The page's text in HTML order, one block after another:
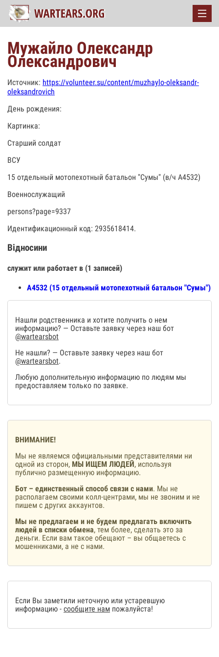
Мужайло Олександр
Олександрович
Источник: https://volunteer.su/content/muzhaylo-oleksandr-
oleksandrovich
День рождения:
Картинка:
Старший солдат
ВСУ
15 отдельный мотопехотный батальон "Сумы" (в/ч А4532)
Военнослужащий
persons?page=9337
Идентификационный код: 2935618414.
Відносини
служит или работает в (1 записей)
А4532 (15 отдельный мотопехотный батальон "Сумы")
Нашли родственника и хотите получить о нем
информацию? — Оставьте заявку через наш бот
@wartearsbot
Не нашли? — Оставьте заявку через наш бот
@wartearsbot.
Любую дополнительную информацию по людям мы
предоставляем только по заявке.
ВНИМАНИЕ!
Мы не являемся официальными представителями ни
одной из сторон, МЫ ИЩЕМ ЛЮДЕЙ, используя
публично размещенную информацию.
Бот – единственный способ связи с нами. Мы не
располагаем своими колл-центрами, мы не звоним и не
пишем с других аккаунтов.
Мы не предлагаем и не будем предлагать включить
людей в списки обмена, тем более, сделать это за
деньги. Если вам такое обещают – вы общаетесь с
мошенниками, а не с нами.
Если Вы заметили неточную или устаревшую
информацию - сообщите нам пожалуйста!